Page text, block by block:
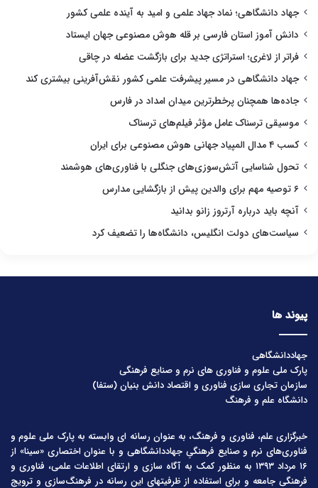
جهاد دانشگاهی؛ نماد جهاد علمی و امید به آینده علمی کشور
دانش آموز استان فارسی بر قله هوش مصنوعی جهان ایستاد
فراتر از لاغری؛ استراتژی جدید برای بازگشت عضله در چاقی
جهاد دانشگاهی در مسیر پیشرفت علمی کشور نقش‌آفرینی بیشتری کند
جاده‌ها همچنان پرخطرترین میدان امداد در فارس
موسیقی ترسناک عامل مؤثر فیلم‌های ترسناک
کسب ۴ مدال المپیاد جهانی هوش مصنوعی برای ایران
تحول شناسایی آتش‌سوزی‌های جنگلی با فناوری‌های هوشمند
۶ توصیه مهم برای والدین پیش از بازگشایی مدارس
آنچه باید درباره آرتروز زانو بدانید
سیاست‌های دولت انگلیس، دانشگاه‌ها را تضعیف کرد
پیوند ها
جهاددانشگاهی
پارک ملی علوم و فناوری های نرم و صنایع فرهنگی
سازمان تجاری سازی فناوری و اقتصاد دانش بنیان (ستفا)
دانشگاه علم و فرهنگ
خبرگزاری علم، فناوری و فرهنگ، به عنوان رسانه ای وابسته به پارک ملی علوم و
فناوری‌های نرم و صنایع فرهنگیِ جهاددانشگاهی و با عنوان اختصاری «سینا» از
۱۶ مرداد ۱۳۹۳ به منظور کمک به آگاه سازی و ارتقای اطلاعات علمی، فناوری و
فرهنگی جامعه و برای استفاده از ظرفیتهای این رسانه در فرهنگ‌سازی و ترویج